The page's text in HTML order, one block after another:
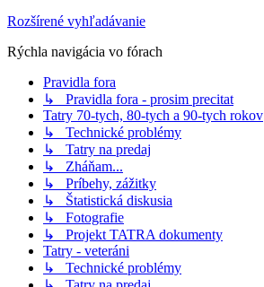
Rozšírené vyhľadávanie
Rýchla navigácia vo fórach
Pravidla fora
↳ Pravidla fora - prosim precitat
Tatry 70-tych, 80-tych a 90-tych rokov
↳ Technické problémy
↳ Tatry na predaj
↳ Zháňam...
↳ Príbehy, zážitky
↳ Štatistická diskusia
↳ Fotografie
↳ Projekt TATRA dokumenty
Tatry - veteráni
↳ Technické problémy